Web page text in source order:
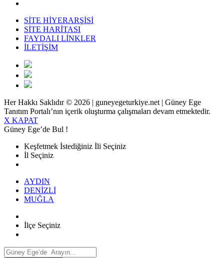
SİTE HİYERARŞİSİ
SİTE HARİTASI
FAYDALI LİNKLER
İLETİŞİM
Her Hakkı Saklıdır © 2026 | guneyegeturkiye.net | Güney Ege
Tanıtım Portalı’nın içerik oluşturma çalışmaları devam etmektedir.
X KAPAT
Güney Ege’de Bul !
Keşfetmek İstediğiniz İli Seçiniz
İl Seçiniz
AYDIN
DENİZLİ
MUĞLA
İlçe Seçiniz